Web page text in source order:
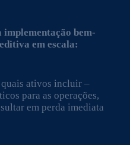
bem-
em escala:
quais ativos incluir –
para as operações,
em perda imediata